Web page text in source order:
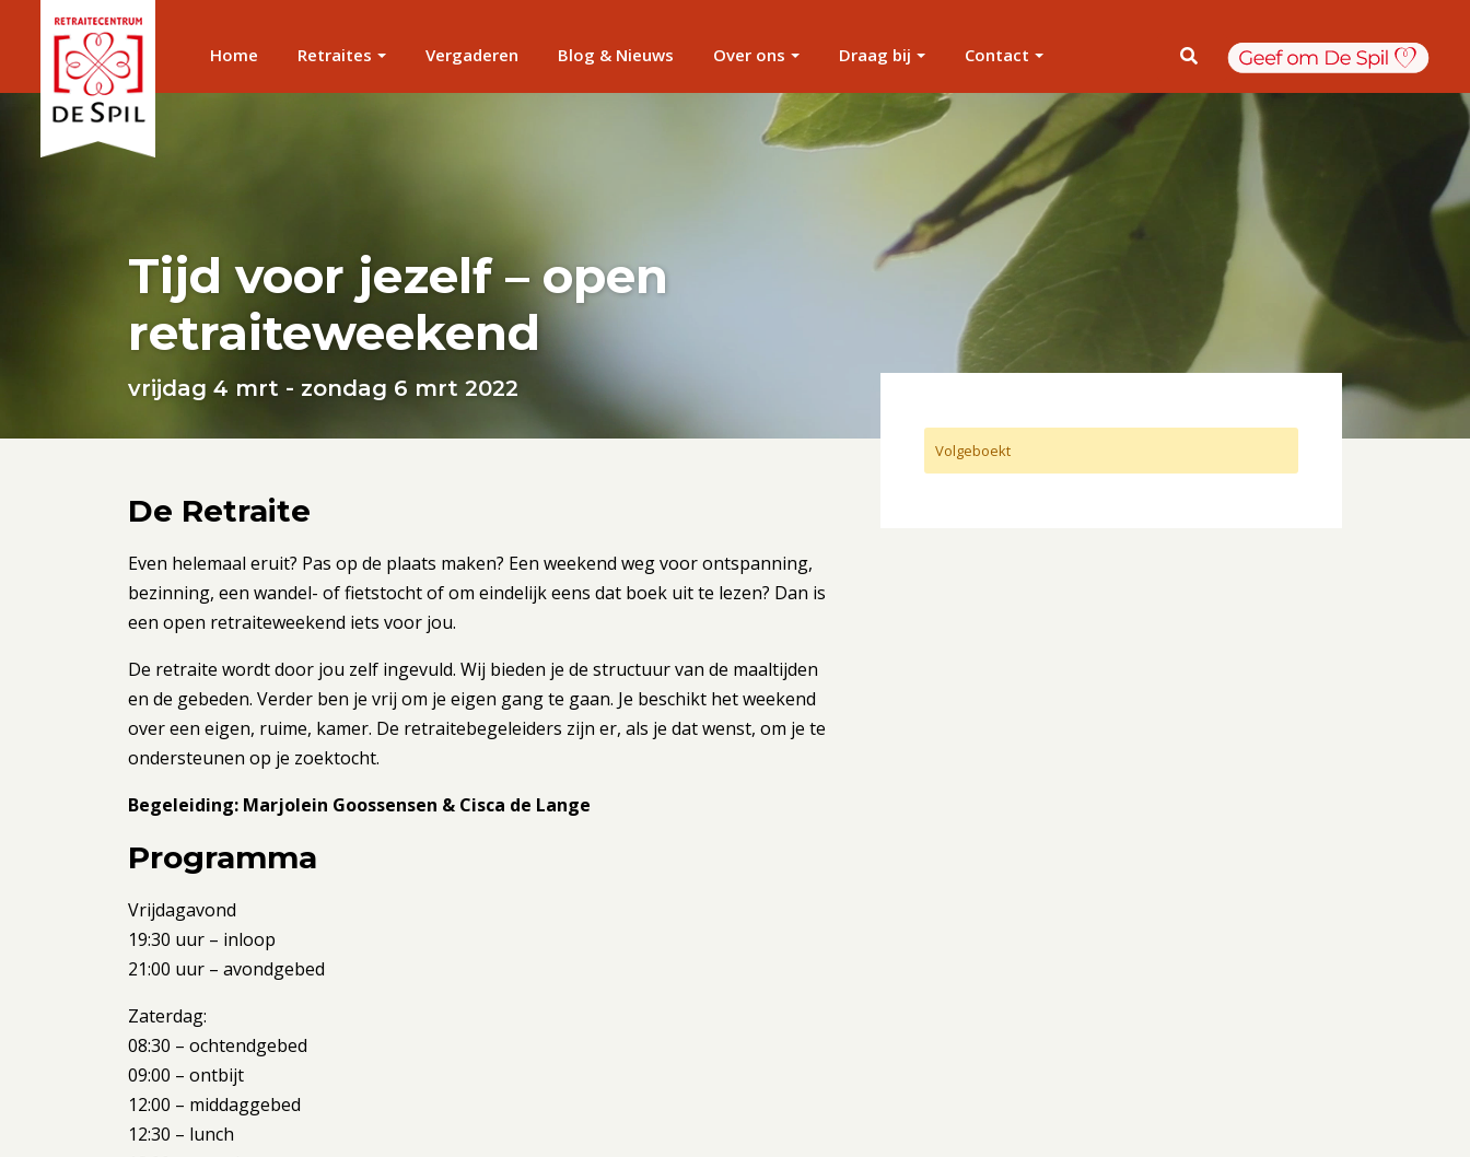
Home Retraites Vergaderen Blog & Nieuws Over ons Draag bij Contact
Tijd voor jezelf – open
retraiteweekend
vrijdag 4 mrt - zondag 6 mrt 2022
De Retraite
Even helemaal eruit? Pas op de plaats maken? Een weekend weg voor ontspanning,
bezinning, een wandel- of fietstocht of om eindelijk eens dat boek uit te lezen? Dan is
een open retraiteweekend iets voor jou.
De retraite wordt door jou zelf ingevuld. Wij bieden je de structuur van de maaltijden
en de gebeden. Verder ben je vrij om je eigen gang te gaan. Je beschikt het weekend
over een eigen, ruime, kamer. De retraitebegeleiders zijn er, als je dat wenst, om je te
ondersteunen op je zoektocht.
Begeleiding: Marjolein Goossensen & Cisca de Lange
Programma
Vrijdagavond
19:30 uur – inloop
21:00 uur – avondgebed
Zaterdag:
08:30 – ochtendgebed
09:00 – ontbijt
12:00 – middaggebed
12:30 – lunch
Volgeboekt